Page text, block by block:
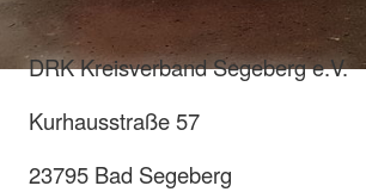
DRK Kreisverband Segeberg e.V.
Kurhausstraße 57
23795 Bad Segeberg